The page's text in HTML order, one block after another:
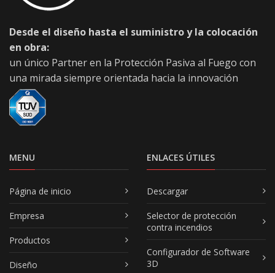
Desde el diseño hasta el suministro y la colocación
en obra:
un único Partner en la Protección Pasiva al Fuego con
una mirada siempre orientada hacia la innovación
MENU
Página de inicio
Empresa
Productos
Diseño
ENLACES ÚTILES
Descargar
Selector de protección
contra incendios
Configurador de Software
3D